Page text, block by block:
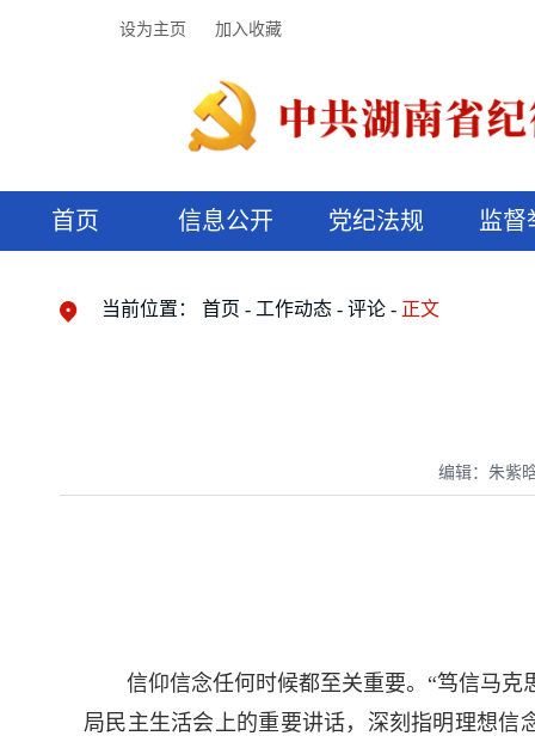
设为主页 加入收藏
首页 信息公开 党纪法规 监督
当前位置： 首页 工作动态 评论 正文
编辑：朱紫
信仰信念任何时候都至关重要。“笃信马克
局民主生活会上的重要讲话，深刻指明理想